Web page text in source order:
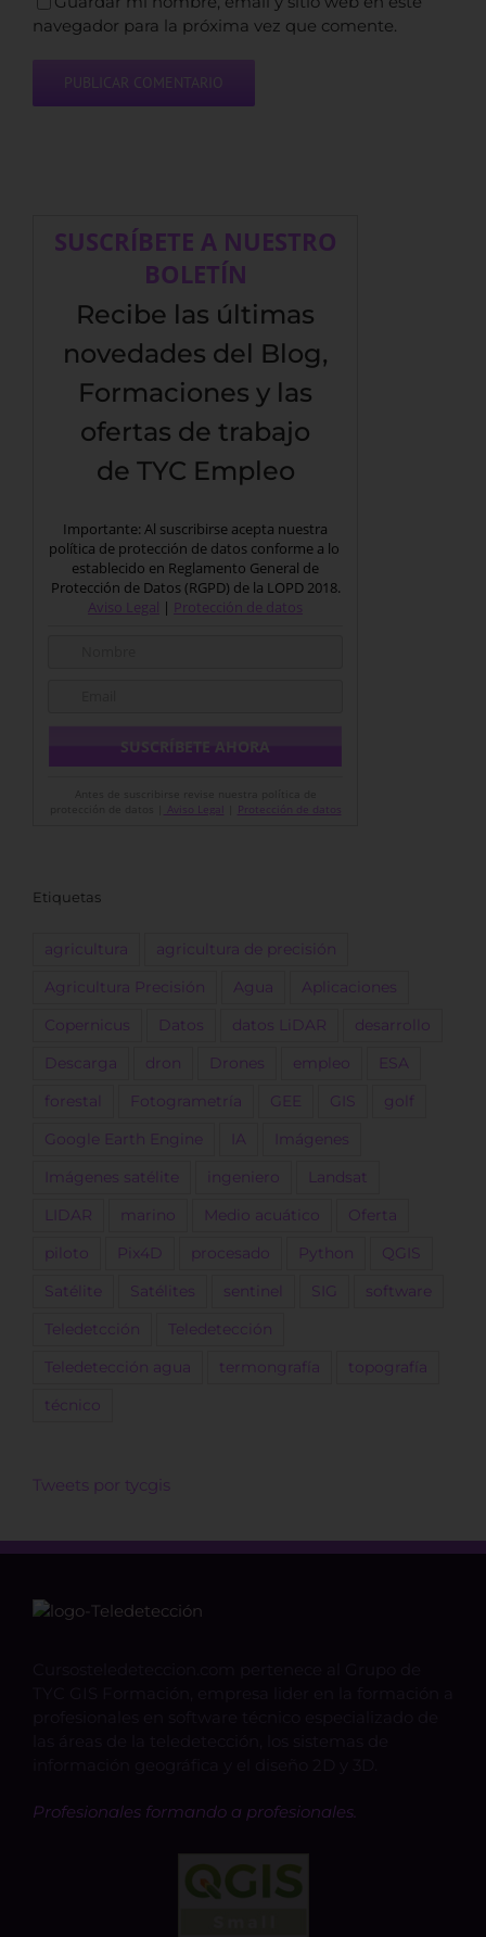
navegador para la próxima vez que comente.
SUSCRÍBETE A NUESTRO
BOLETÍN
Recibe las últimas
novedades del Blog,
Formaciones y las
ofertas de trabajo
de TYC Empleo
Importante: Al suscribirse acepta nuestra
política de protección de datos conforme a lo
establecido en Reglamento General de
Protección de Datos (RGPD) de la LOPD 2018.
Aviso Legal | Protección de datos
Aviso Legal Protección de datos
Etiquetas
agricultura agricultura de precisión
Agricultura Precisión Agua Aplicaciones
Copernicus Datos datos LiDAR desarrollo
Descarga dron Drones empleo ESA
forestal Fotogrametría GEE GIS golf
Google Earth Engine IA Imágenes
Imágenes satélite ingeniero Landsat
LIDAR marino Medio acuático Oferta
piloto Pix4D procesado Python QGIS
Satélite Satélites sentinel SIG software
Teledetcción Teledetección
Teledetección agua termongrafía topografía
técnico
Tweets por tycgis
Profesionales formando a profesionales.